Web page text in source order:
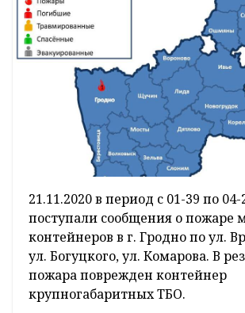
21.11.2020 в период с 01-39 по 04-
поступали сообщения о пожаре
контейнеров в г. Гродно по ул.
ул. Богуцкого, ул. Комарова. В
пожара поврежден контейнер
крупногабаритных ТБО.